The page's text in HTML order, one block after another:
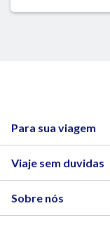
Para sua viagem
Viaje sem duvidas
Sobre nós